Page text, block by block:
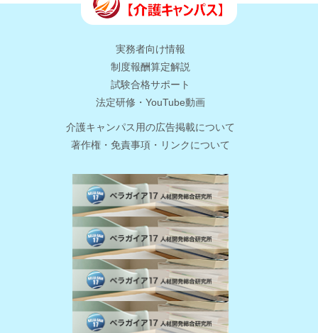
実務者向け情報
制度報酬算定解説
試験合格サポート
法定研修・YouTube動画
介護キャンパス用の広告掲載について
著作権・免責事項・リンクについて